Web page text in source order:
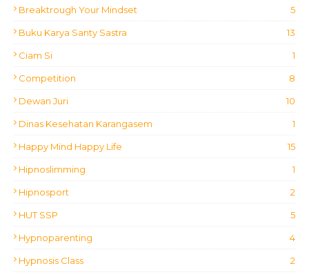
Breaktrough Your Mindset 5
Buku Karya Santy Sastra 13
Ciam Si 1
Competition 8
Dewan Juri 10
Dinas Kesehatan Karangasem 1
Happy Mind Happy Life 15
Hipnoslimming 1
Hipnosport 2
HUT SSP 5
Hypnoparenting 4
Hypnosis Class 2